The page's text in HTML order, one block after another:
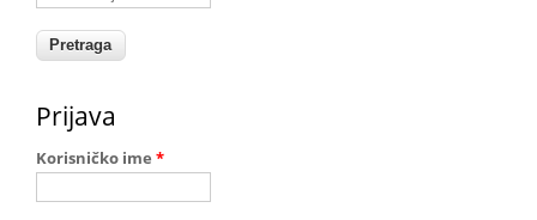
Prijava
Korisničko ime *